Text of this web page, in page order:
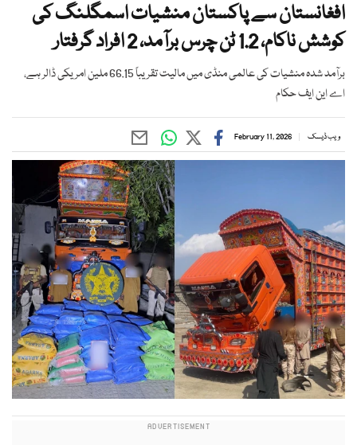
افغانستان سے پاکستان منشیات اسمگلنگ کی
کوشش ناکام، 1.2 ٹن چرس برآمد، 2 افراد گرفتار
برآمد شدہ منشیات کی عالمی منڈی میں مالیت تقریباً 66.15 ملین امریکی ڈالر ہے،
اے این ایف حکام
ویب ڈیسک February 11, 2026